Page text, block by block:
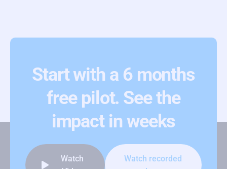
Start with a 6 months
free pilot. See the
impact in weeks
Watch
Watch recorded